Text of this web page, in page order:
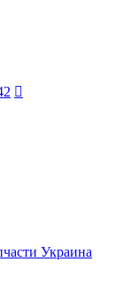
Украина